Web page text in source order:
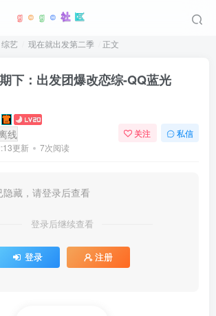
艺 现在就出发第二季 正文
下：出发团爆改恋综-QQ蓝光
线
更新 7次阅读
关注 私信
藏，请登录后查看
登录后继续查看
登录 注册